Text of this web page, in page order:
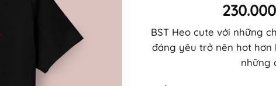
230.000
BST Heo cute với những
đáng yêu trở nên hot hơn
những